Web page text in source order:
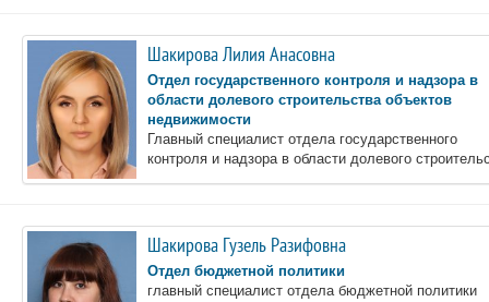
Шакирова Лилия Анасовна
Отдел государственного контроля и надзора в
области долевого строительства объектов
недвижимости
Главный специалист отдела государственного
контроля и надзора в области долевого
Шакирова Гузель Разифовна
Отдел бюджетной политики
главный специалист отдела бюджетной политики